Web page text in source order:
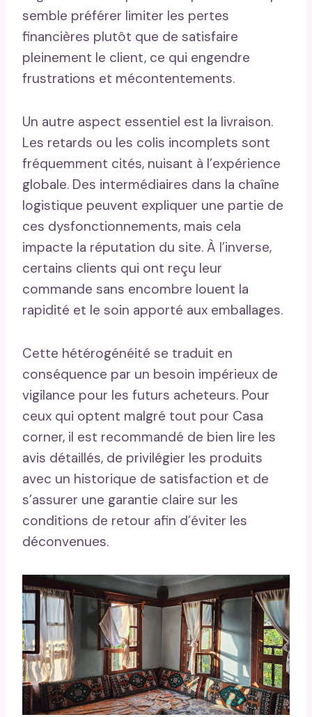
semble préférer limiter les pertes
financières plutôt que de satisfaire
pleinement le client, ce qui engendre
frustrations et mécontentements.
Un autre aspect essentiel est la livraison.
Les retards ou les colis incomplets sont
fréquemment cités, nuisant à l’expérience
globale. Des intermédiaires dans la chaîne
logistique peuvent expliquer une partie de
ces dysfonctionnements, mais cela
impacte la réputation du site. À l’inverse,
certains clients qui ont reçu leur
commande sans encombre louent la
rapidité et le soin apporté aux emballages.
Cette hétérogénéité se traduit en
conséquence par un besoin impérieux de
vigilance pour les futurs acheteurs. Pour
ceux qui optent malgré tout pour Casa
corner, il est recommandé de bien lire les
avis détaillés, de privilégier les produits
avec un historique de satisfaction et de
s’assurer une garantie claire sur les
conditions de retour afin d’éviter les
déconvenues.